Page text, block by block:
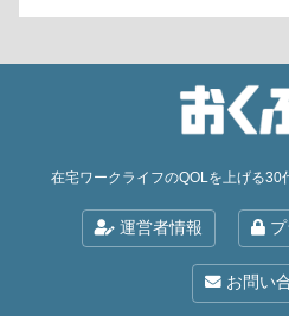
在宅ワークライフのQOLを上げる30
運営者情報 プ
お問い